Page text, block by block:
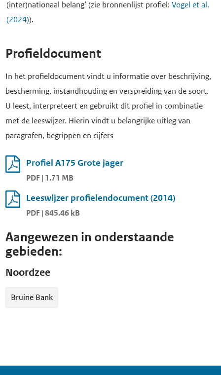
(inter)nationaal belang’ (zie bronnenlijst profiel: Vogel et al.
(2024)).
Profieldocument
In het profieldocument vindt u informatie over beschrijving,
bescherming, instandhouding en verspreiding van de soort.
U leest, interpreteert en gebruikt dit profiel in combinatie
met de leeswijzer. Hierin vindt u belangrijke uitleg van
paragrafen, begrippen en cijfers
Profiel A175 Grote jager
PDF | 1.71 MB
Leeswijzer profielendocument (2014)
PDF | 845.46 kB
Aangewezen in onderstaande
gebieden:
Noordzee
Bruine Bank